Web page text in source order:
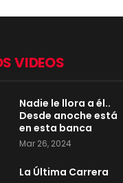
VIDEOS
Nadie le llora a él..
Desde anoche está
en esta banca
Mar 26, 2024
La Última Carrera